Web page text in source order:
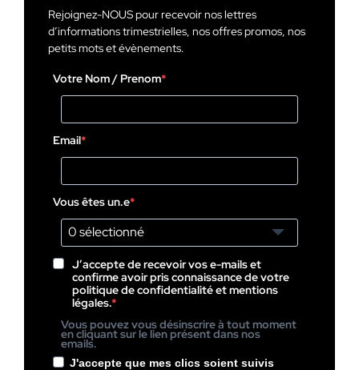
Rejoignez-NOUS pour recevoir nos lettres
d’informations trimestrielles, nos offres promos, nos
petits mots et évènements.
Votre Nom / Prenom
Email
Vous êtes un.e
0 sélectionné
J’accepte de recevoir vos e-mails et
confirme avoir pris connaissance de votre
politique de confidentialité et mentions
légales.
Vous pouvez vous désinscrire à tout moment
en cliquant sur le lien présent dans nos
emails.
J'accepte que mes clics soient suivis